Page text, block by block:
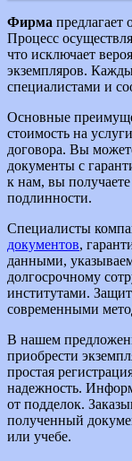
Фирма
Процесс
что исключает
экземпляров.
специалистами и
Основные
стоимость на
договора. Вы
документы с
к нам, вы получаете
подлинности.
Специалисты
документов,
данными,
долгосрочному
институтами.
современными
В нашем
приобрести
простая
надежность.
от подделок.
полученный
или учебе.